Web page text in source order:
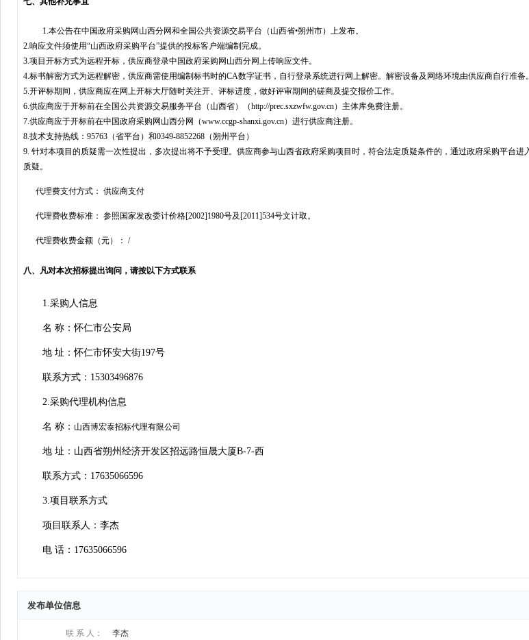
发布单位信息
联 系 人： 李杰